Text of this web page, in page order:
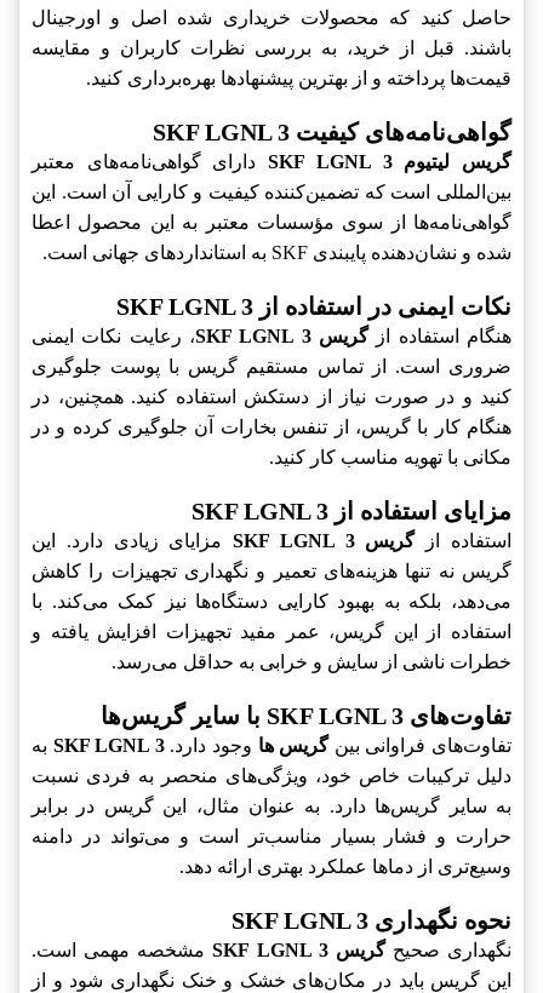
حاصل کنید که محصولات خریداری شده اصل و اورجینال
باشند. قبل از خرید، به بررسی نظرات کاربران و مقایسه
قیمت‌ها پرداخته و از بهترین پیشنهادها بهره‌برداری کنید.
گواهی‌نامه‌های کیفیت SKF LGNL 3
گریس لیتیوم SKF LGNL 3
دارای گواهی‌نامه‌های معتبر
بین‌المللی است که تضمین‌کننده کیفیت و کارایی آن است. این
گواهی‌نامه‌ها از سوی مؤسسات معتبر به این محصول اعطا
شده و نشان‌دهنده پایبندی SKF به استانداردهای جهانی است.
نکات ایمنی در استفاده از SKF LGNL 3
هنگام استفاده ازگریس SKF LGNL 3
، رعایت نکات ایمنی
ضروری است. از تماس مستقیم گریس با پوست جلوگیری
کنید و در صورت نیاز از دستکش استفاده کنید. همچنین، در
هنگام کار با گریس، از تنفس بخارات آن جلوگیری کرده و در
مکانی با تهویه مناسب کار کنید.
مزایای استفاده از SKF LGNL 3
استفاده ازگریس SKF LGNL 3
مزایای زیادی دارد. این
گریس نه تنها هزینه‌های تعمیر و نگهداری تجهیزات را کاهش
می‌دهد، بلکه به بهبود کارایی دستگاه‌ها نیز کمک می‌کند. با
استفاده از این گریس، عمر مفید تجهیزات افزایش یافته و
خطرات ناشی از سایش و خرابی به حداقل می‌رسد.
تفاوت‌های SKF LGNL 3 با سایر گریس‌ها
تفاوت‌های فراوانی بینگریس ها وجود دارد.SKF LGNL 3 به
دلیل ترکیبات خاص خود، ویژگی‌های منحصر به فردی نسبت
به سایر گریس‌ها دارد. به عنوان مثال، این گریس در برابر
حرارت و فشار بسیار مناسب‌تر است و می‌تواند در دامنه
وسیع‌تری از دماها عملکرد بهتری ارائه دهد.
نحوه نگهداری SKF LGNL 3
نگهداری صحیحگریس SKF LGNL 3
مشخصه مهمی است.
این گریس باید در مکان‌های خشک و خنک نگهداری شود و از